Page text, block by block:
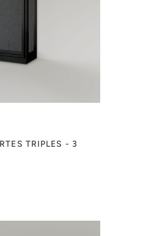
TRIPLES - 3